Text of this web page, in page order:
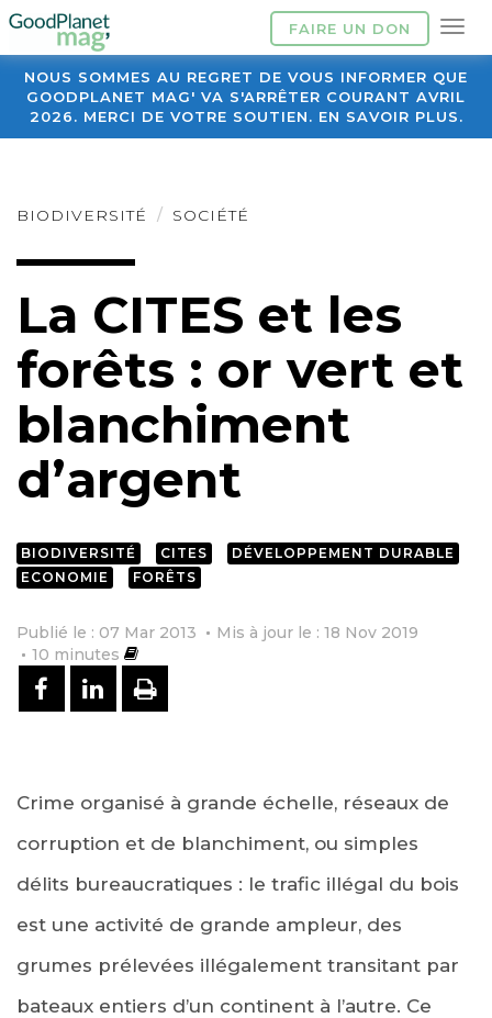
FAIRE UN DON
NOUS SOMMES AU REGRET DE VOUS INFORMER QUE
GOODPLANET MAG' VA S'ARRÊTER COURANT AVRIL
2026. MERCI DE VOTRE SOUTIEN. EN SAVOIR PLUS.
BIODIVERSITÉ SOCIÉTÉ
La CITES et les
forêts : or vert et
blanchiment
d’argent
BIODIVERSITÉ CITES
DÉVELOPPEMENT DURABLE
ECONOMIE
FORÊTS
Publié le : 07 Mar 2013
Mis à jour le : 18 Nov 2019
10 minutes
PARTAGER SUR FACEBOOK
PARTAGER SUR LINKEDIN
IMPRIMER
Crime organisé à grande échelle, réseaux de
corruption et de blanchiment, ou simples
délits bureaucratiques : le trafic illégal du bois
est une activité de grande ampleur, des
grumes prélevées illégalement transitant par
bateaux entiers d’un continent à l’autre. Ce